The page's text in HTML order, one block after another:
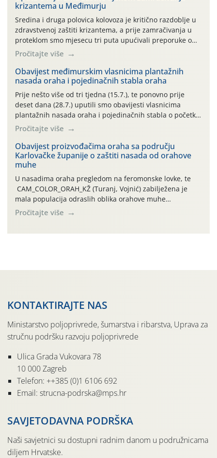
krizantema u Međimurju
Sredina i druga polovica kolovoza je kritično razdoblje u
zdravstvenoj zaštiti krizantema, a prije zamračivanja u
proteklom smo mjesecu tri puta upućivali preporuke o
preventivnim mjerama zaštite krizantema od najčešćih
uzročnika bolesti, štetnika i fito-fagnih grinja (23.7., 14.7.,
06.7.)! Na početku ovog mjeseca je zabilježeno je
povijesno i ekstremno vruće meteorološko razdoblje, uz
najviše temperature […]
Pročitajte više
Obavijest međimurskim vlasnicima plantažnih
nasada oraha i pojedinačnih stabla oraha
Prije nešto više od tri tjedna (15.7.), te ponovno prije
deset dana (28.7.) uputili smo obavijesti vlasnicima
plantažnih nasada oraha i pojedinačnih stabla o početku
leta i ovogodišnjoj potrebi usmjerenog suzbijanja
orahove muhe (Rhagoletis completa)! Već dvanaest dana
traje drugi ovogodišnji “toplinski udar”, koji naročito
izražen zadnja šest dana (31.7.-05.8.), jer najviše
temperature zraka svakodnevno […]
Pročitajte više
Obavijest proizvođačima oraha sa području
Karlovačke županije o zaštiti nasada od orahove
muhe
U nasadima oraha pregledom na feromonske lovke, te
CAM_COLOR_ORAH_KŽ (Turanj, Vojnić) zabilježena je
mala populacija odraslih oblika orahove muhe
(Rhagoletis completa). Niska brojnost može se objasniti
činjenicom da je riječ o mladim nasadima s vrlo malim
Pročitajte više
KONTAKTIRAJTE NAS
Ministarstvo poljoprivrede, šumarstva i ribarstva, Uprava za
stručnu podršku razvoju poljoprivrede
Ulica Grada Vukovara 78
10 000 Zagreb
Telefon: ++385 (0)1 6106 692
Email: strucna-podrska@mps.hr
SAVJETODAVNA PODRŠKA
Naši savjetnici su dostupni radnim danom u podružnicama
diljem Hrvatske.